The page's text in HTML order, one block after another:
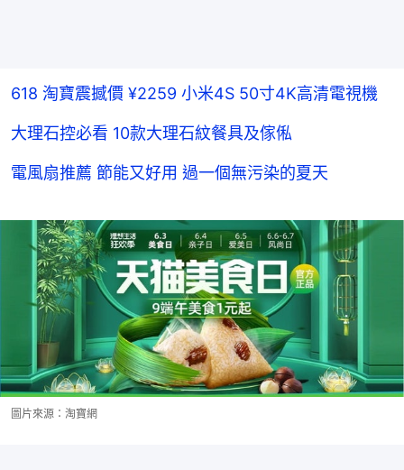
618 淘寶震撼價 ¥2259 小米4S 50寸4K高清電視機
大理石控必看 10款大理石紋餐具及傢俬
電風扇推薦 節能又好用 過一個無污染的夏天
圖片來源：淘寶網